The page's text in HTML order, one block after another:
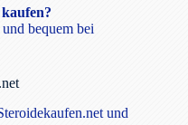
bequem bei
und